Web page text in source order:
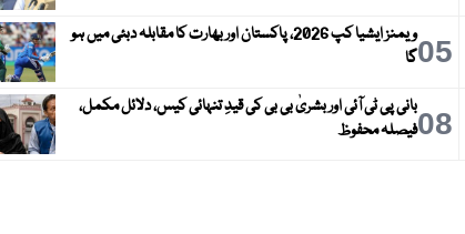
05
ویمنز ایشیا کپ 2026، پاکستان اور بھارت کا مقابلہ دبئی میں ہو
گا
08بانی پی ٹی آئی اور بشریٰ بی بی کی قیدِ تنہائی کیس، دلائل مکمل،
فیصلہ محفوظ